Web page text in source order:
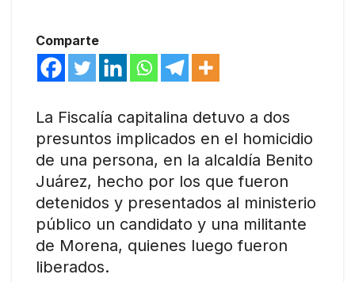
Comparte
La Fiscalía capitalina detuvo a dos
presuntos implicados en el homicidio
de una persona, en la alcaldía Benito
Juárez, hecho por los que fueron
detenidos y presentados al ministerio
público un candidato y una militante
de Morena, quienes luego fueron
liberados.